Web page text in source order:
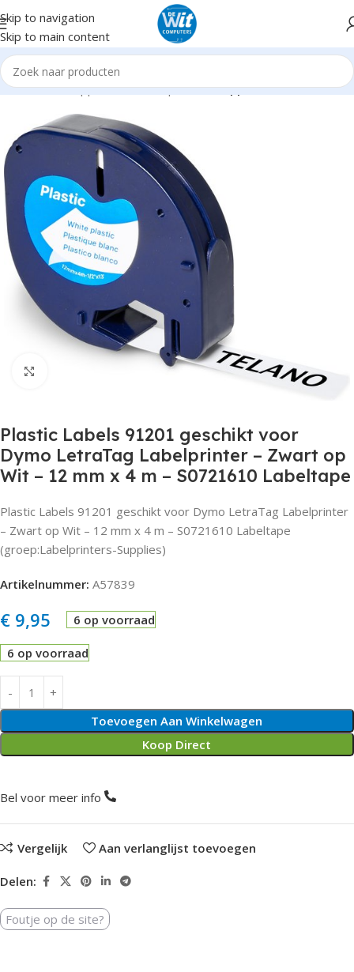
Skip to navigation
Skip to main content
Home Randapparatuur Labelprinters Supplies
Plastic Labels 91201 geschikt voor
Dymo LetraTag Labelprinter – Zwart op
Wit – 12 mm x 4 m – S0721610 Labeltape
Plastic Labels 91201 geschikt voor Dymo LetraTag Labelprinter
– Zwart op Wit – 12 mm x 4 m – S0721610 Labeltape
(groep:Labelprinters-Supplies)
Artikelnummer: A57839
€ 9,95 6 op voorraad
6 op voorraad
Toevoegen Aan Winkelwagen
Koop Direct
Bel voor meer info
Vergelijk Aan verlanglijst toevoegen
Delen:
Foutje op de site?